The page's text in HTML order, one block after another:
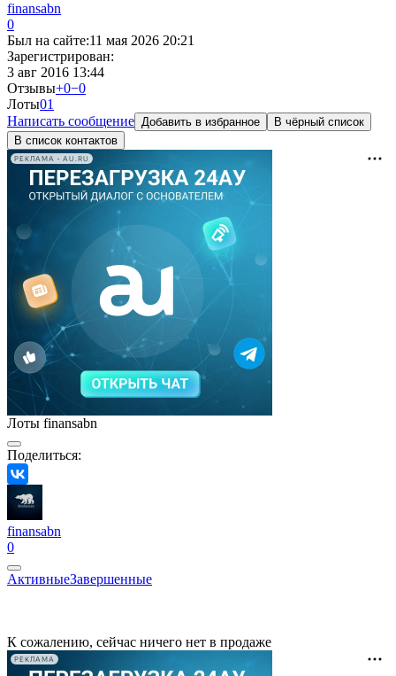
finansabn
0
Был на сайте:11 мая 2026 20:21
Зарегистрирован:
3 авг 2016 13:44
Отзывы+0−0
Лоты01
Написать сообщение Добавить в избранное
В чёрный список
В список контактов
РЕКЛАМА • AU.RU
Лоты finansabn
Поделиться:
finansabn
0
АктивныеЗавершенные
К сожалению, сейчас ничего нет в продаже
РЕКЛАМА